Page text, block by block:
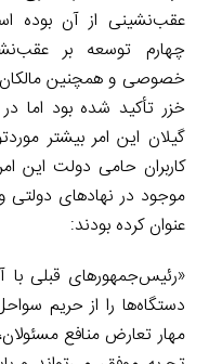
عقب‌نشینی از آن بوده
چهارم توسعه بر
خصوصی و همچنین
خزر تأکید شده بود اما
گیلان این امر بیشتر
کاربران حامی دولت این
موجود در نهادهای دولتی
عنوان کرده بودند:
«رئیس‌جمهورهای قبلی با
دستگاه‌ها را از حریم
مهار تعارض منافع